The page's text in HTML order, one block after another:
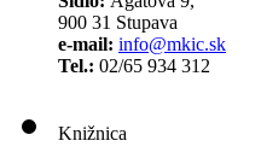
900 31 Stupava
e-mail: info@mkic.sk
Tel.: 02/65 934 312
Knižnica